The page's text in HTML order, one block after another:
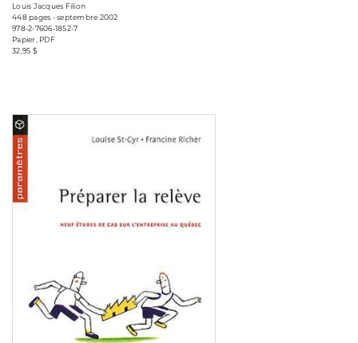
Louis Jacques Filion
448 pages • septembre 2002
978-2-7606-1852-7
Papier, PDF
32,95 $